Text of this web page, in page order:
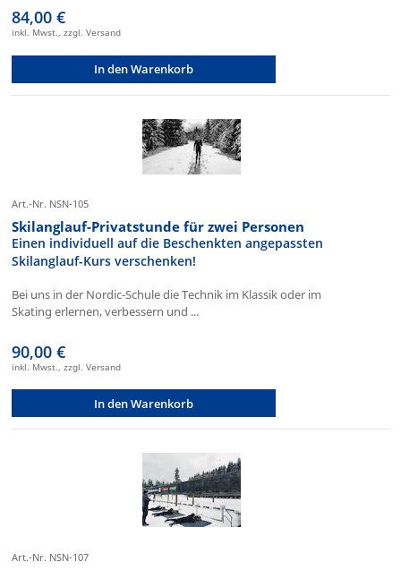
84,00 €
inkl. Mwst., zzgl. Versand
In den Warenkorb
Art.-Nr. NSN-105
Skilanglauf-Privatstunde für zwei Personen
Einen individuell auf die Beschenkten angepassten
Skilanglauf-Kurs verschenken!
Bei uns in der Nordic-Schule die Technik im Klassik oder im
Skating erlernen, verbessern und ...
90,00 €
inkl. Mwst., zzgl. Versand
In den Warenkorb
Art.-Nr. NSN-107